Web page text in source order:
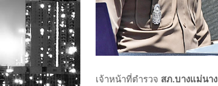
เจ้าหน้าที่ตำรวจ สภ.บางแม่นา